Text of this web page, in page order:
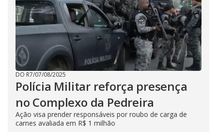
DO R7/07/08/2025
Polícia Militar reforça presença
no Complexo da Pedreira
Ação visa prender responsáveis por roubo de carga de
carnes avaliada em R$ 1 milhão